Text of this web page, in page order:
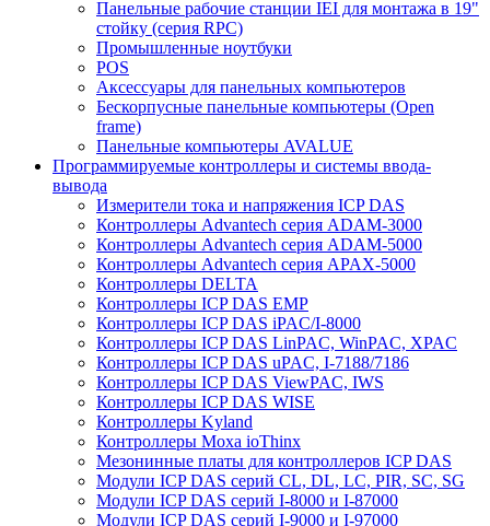
Панельные рабочие станции IEI для монтажа в 19"
стойку (серия RPC)
Промышленные ноутбуки
POS
Аксессуары для панельных компьютеров
Бескорпусные панельные компьютеры (Open
frame)
Панельные компьютеры AVALUE
Программируемые контроллеры и системы ввода-
вывода
Измерители тока и напряжения ICP DAS
Контроллеры Advantech серия ADAM-3000
Контроллеры Advantech серия ADAM-5000
Контроллеры Advantech серия APAX-5000
Контроллеры DELTA
Контроллеры ICP DAS EMP
Контроллеры ICP DAS iPAC/I-8000
Контроллеры ICP DAS LinPAC, WinPAC, XPAC
Контроллеры ICP DAS uPAC, I-7188/7186
Контроллеры ICP DAS ViewPAC, IWS
Контроллеры ICP DAS WISE
Контроллеры Kyland
Контроллеры Moxa ioThinx
Мезонинные платы для контроллеров ICP DAS
Модули ICP DAS серий CL, DL, LC, PIR, SC, SG
Модули ICP DAS серий I-8000 и I-87000
Модули ICP DAS серий I-9000 и I-97000